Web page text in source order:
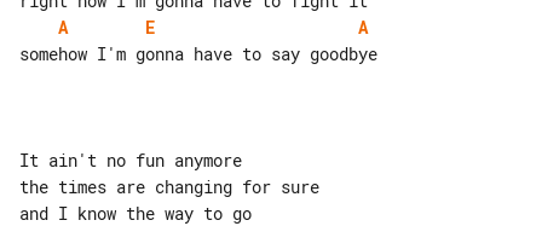
A
E
A
somehow I'm gonna have to say goodbye
It ain't no fun anymore
the times are changing for sure
and I know the way to go